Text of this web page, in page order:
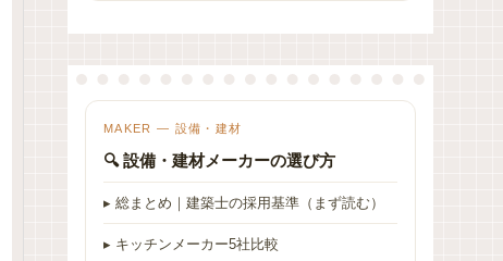
MAKER — 設備・建材
🔍 設備・建材メーカーの選び方
▸ 総まとめ｜建築士の採用基準（まず読む）
▸ キッチンメーカー5社比較